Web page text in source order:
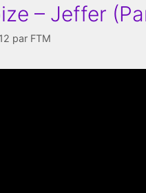
– Jeffer
par FTM